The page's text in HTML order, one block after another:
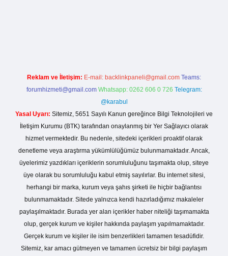
Reklam ve İletişim: E-mail: backlinkpaneli@gmail.com Teams:
forumhizmeti@gmail.com Whatsapp: 0262 606 0 726 Telegram:
@karabul
Yasal Uyarı: Sitemiz, 5651 Sayılı Kanun gereğince Bilgi Teknolojileri ve
İletişim Kurumu (BTK) tarafından onaylanmış bir Yer Sağlayıcı olarak
hizmet vermektedir. Bu nedenle, sitedeki içerikleri proaktif olarak
denetleme veya araştırma yükümlülüğümüz bulunmamaktadır. Ancak,
üyelerimiz yazdıkları içeriklerin sorumluluğunu taşımakta olup, siteye
üye olarak bu sorumluluğu kabul etmiş sayılırlar. Bu internet sitesi,
herhangi bir marka, kurum veya şahıs şirketi ile hiçbir bağlantısı
bulunmamaktadır. Sitede yalnızca kendi hazırladığımız makaleler
paylaşılmaktadır. Burada yer alan içerikler haber niteliği taşımamakta
olup, gerçek kurum ve kişiler hakkında paylaşım yapılmamaktadır.
Gerçek kurum ve kişiler ile isim benzerlikleri tamamen tesadüfidir.
Sitemiz, kar amacı gütmeyen ve tamamen ücretsiz bir bilgi paylaşım